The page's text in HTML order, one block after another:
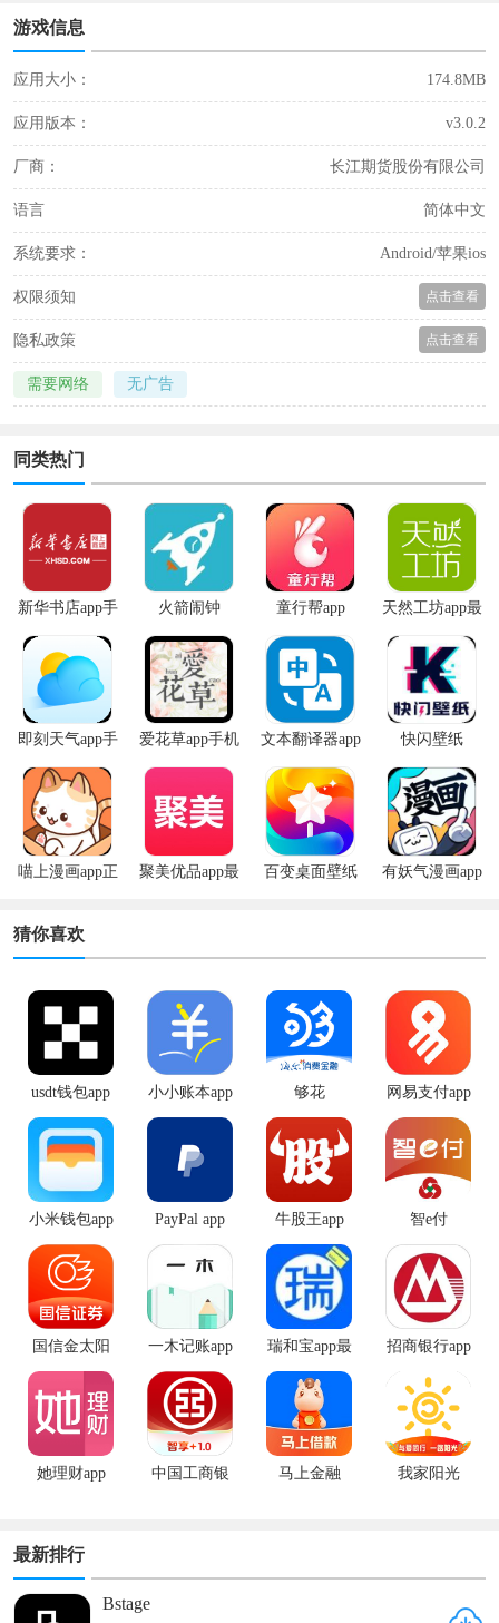
游戏信息
应用大小： 174.8MB
应用版本： v3.0.2
厂商： 长江期货股份有限公司
语言 简体中文
系统要求： Android/苹果ios
权限须知 点击查看
隐私政策 点击查看
需要网络 无广告
同类热门
新华书店app手
火箭闹钟 童行帮app
天然工坊app最
即刻天气app手
机版
爱花草app手机
版
文本翻译器app 快闪壁纸
喵上漫画app正
聚美优品app最
百变桌面壁纸
有妖气漫画app
猜你喜欢
usdt钱包app
安卓版
小小账本app
手机版
够花
网易支付app
手机版
小米钱包app
手机版
PayPal app
最新版
牛股王app 智e付
国信金太阳
证券
一木记账app
手机版
瑞和宝app最
新版
招商银行app
她理财app
中国工商银
马上金融 我家阳光
最新排行
Bstage